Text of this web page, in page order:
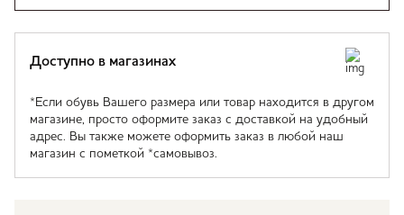
Доступно в магазинах
*Если обувь Вашего размера или товар находится в другом
магазине, просто оформите заказ с доставкой на удобный
адрес. Вы также можете оформить заказ в любой наш
магазин с пометкой *самовывоз.